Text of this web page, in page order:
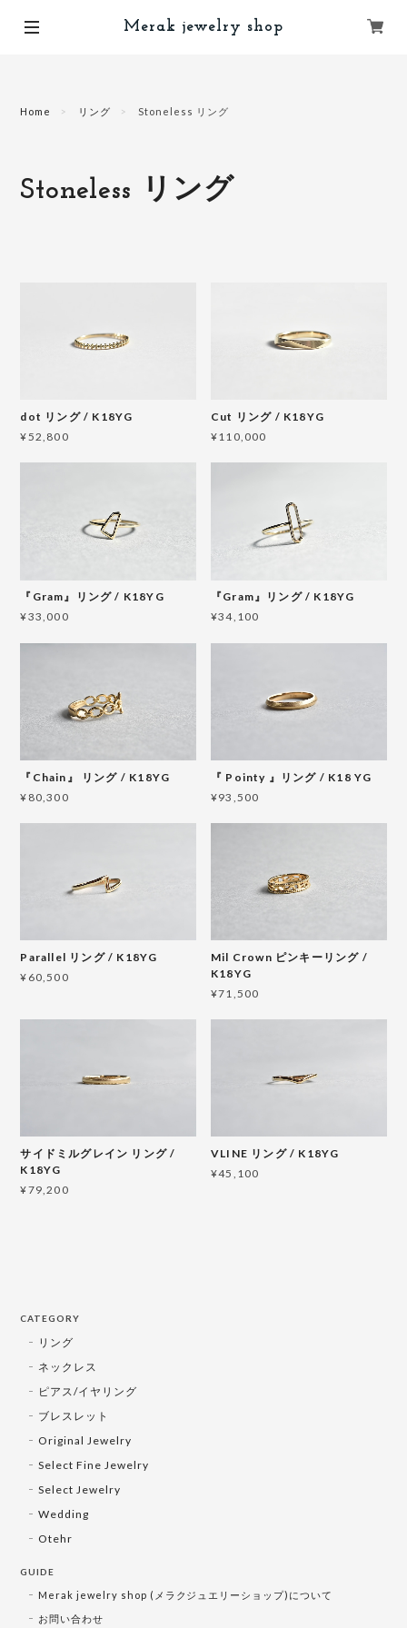
Merak jewelry shop
Home リング Stoneless リング
Stoneless リング
dot リング / K18YG
¥52,800
Cut リング / K18YG
¥110,000
『Gram』リング / K18YG
¥33,000
『Gram』リング / K18YG
¥34,100
『Chain』 リング / K18YG
¥80,300
『 Pointy 』リング / K18 YG
¥93,500
Parallel リング / K18YG
¥60,500
Mil Crown ピンキーリング /
K18YG
¥71,500
サイドミルグレイン リング /
K18YG
¥79,200
VLINE リング / K18YG
¥45,100
CATEGORY
リング
ネックレス
ピアス/イヤリング
ブレスレット
Original Jewelry
Select Fine Jewelry
Select Jewelry
Wedding
Otehr
GUIDE
Merak jewelry shop (メラクジュエリーショップ)について
お問い合わせ